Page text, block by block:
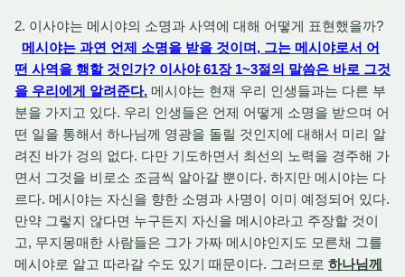
2. 이사야는 메시야의 소명과 사역에 대해 어떻게 표현했을까?
메시야는 과연 언제 소명을 받을 것이며, 그는 메시야로서 어
떤 사역을 행할 것인가? 이사야 61장 1~3절의 말씀은 바로 그것
을 우리에게 알려준다. 메시야는 현재 우리 인생들과는 다른 부
분을 가지고 있다. 우리 인생들은 언제 어떻게 소명을 받으며 어
떤 일을 통해서 하나님께 영광을 돌릴 것인지에 대해서 미리 알
려진 바가 겅의 없다. 다만 기도하면서 최선의 노력을 경주해 가
면서 그것을 비로소 조금씩 알아갈 뿐이다. 하지만 메시야는 다
르다. 메시야는 자신을 향한 소명과 사명이 이미 예정되어 있다.
만약 그렇지 않다면 누구든지 자신을 메시야라고 주장할 것이
고, 무지몽매한 사람들은 그가 가짜 메시야인지도 모른채 그를
메시야로 알고 따라갈 수도 있기 때문이다. 그러므로 하나님께